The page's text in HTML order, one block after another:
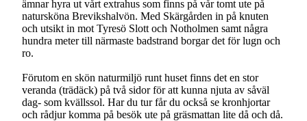
ämnar hyra ut vårt extrahus som finns på vår tomt ute på
natursköna Brevikshalvön. Med Skärgården in på knuten
och utsikt in mot Tyresö Slott och Notholmen samt några
hundra meter till närmaste badstrand borgar det för lugn och
ro.
Förutom en skön naturmiljö runt huset finns det en stor
veranda (trädäck) på två sidor för att kunna njuta av såväl
dag- som kvällssol. Har du tur får du också se kronhjortar
och rådjur komma på besök ute på gräsmattan lite då och då.